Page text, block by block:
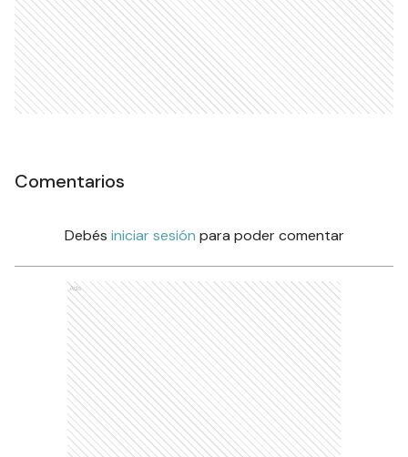
Comentarios
Debés iniciar sesión para poder comentar
Ads